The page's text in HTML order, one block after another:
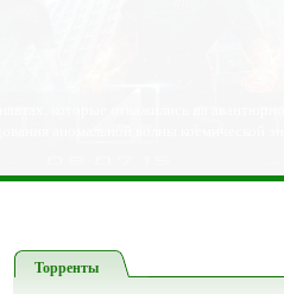
Торренты